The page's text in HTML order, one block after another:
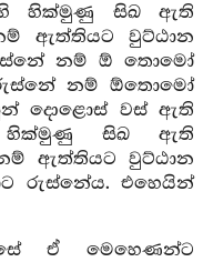
හික්මුණු සිඛ ඇති
ඇත්තියට වුට්ඨාන
නම් ඕ තොමෝ
නම් ඕතොමෝ
දොළොස් වස් ඇති
හික්මුණු සිඛ ඇති
ඇත්තියට වුට්ඨාන
රුස්නේය. එහෙයින්
ඒ මෙහෙණන්ට